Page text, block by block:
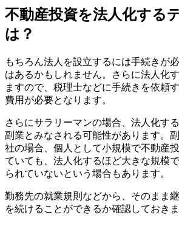
不動産投資を法人化する
は？
もちろん法人を設立するには手続きが
はあるかもしれません。さらに法人化
ますので、税理士などに手続きを依頼
費用が必要となります。
さらにサラリーマンの場合、法人化す
副業とみなされる可能性があります。
社の場合、個人として小規模で不動産
ていても、法人化するほど大きな規模
られていないという場合もあります。
勤務先の就業規則などから、そのまま
を続けることができるか確認しておきま